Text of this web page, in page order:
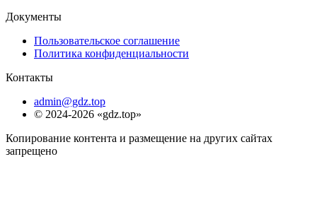
Документы
Пользовательское соглашение
Политика конфиденциальности
Контакты
admin@gdz.top
© 2024-2026 «gdz.top»
Копирование контента и размещение на других сайтах
запрещено